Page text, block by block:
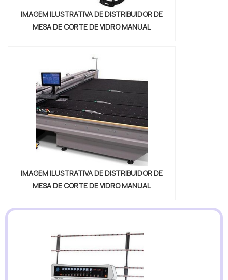
IMAGEM ILUSTRATIVA DE DISTRIBUIDOR DE
MESA DE CORTE DE VIDRO MANUAL
IMAGEM ILUSTRATIVA DE DISTRIBUIDOR DE
MESA DE CORTE DE VIDRO MANUAL